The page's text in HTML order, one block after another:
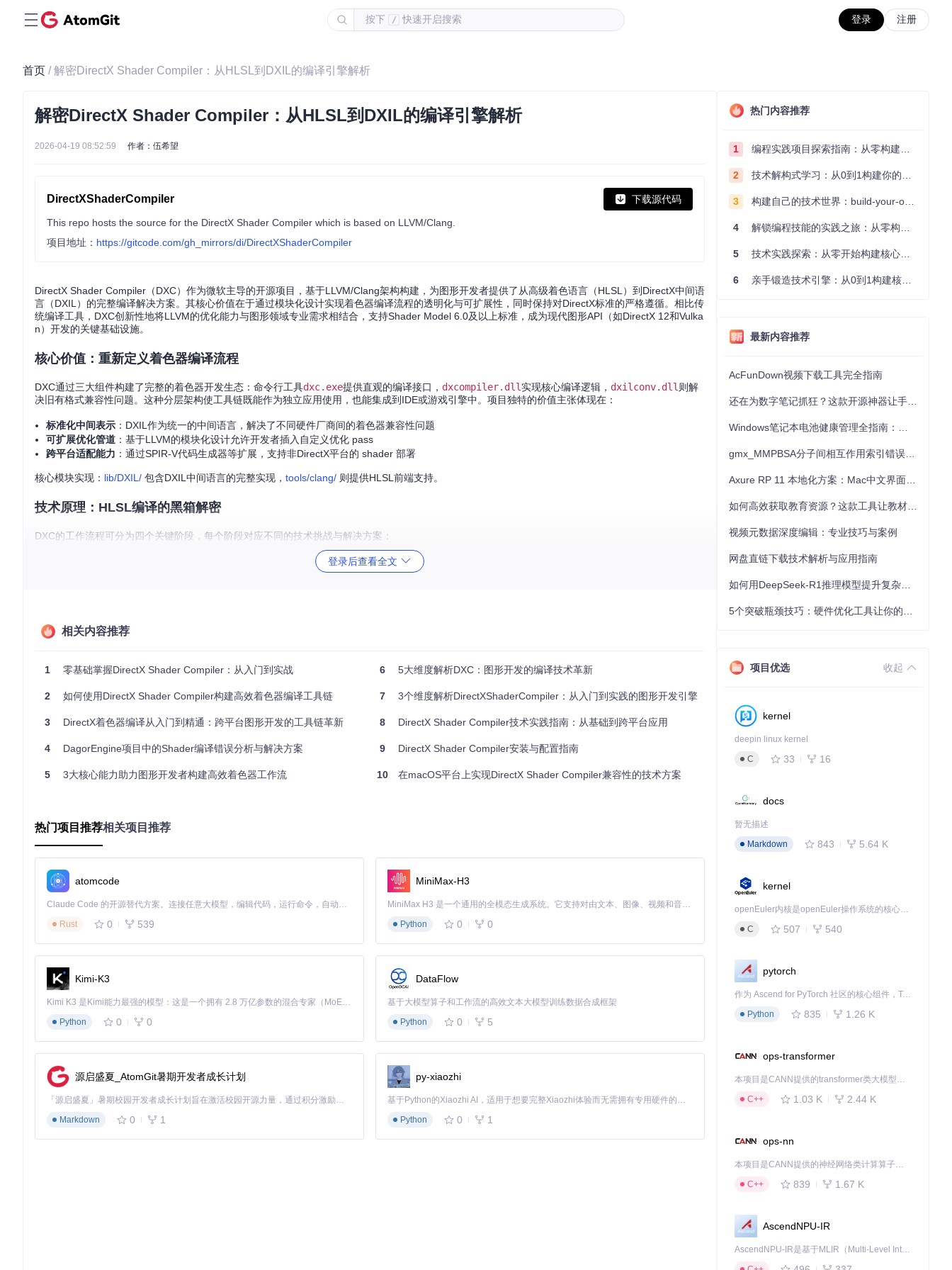
按下 / 快速开启搜索 登录 注册
首页 / 解密DirectX Shader Compiler：从HLSL到DXIL的编译引擎解析
解密DirectX Shader Compiler：从HLSL到DXIL的编译引擎解析
2026-04-19 08:52:59 作者：伍希望
DirectXShaderCompiler 下载源代码
This repo hosts the source for the DirectX Shader Compiler which is based on LLVM/Clang.
项目地址： https://gitcode.com/gh_mirrors/di/DirectXShaderCompiler
DirectX Shader Compiler（DXC）作为微软主导的开源项目，基于LLVM/Clang架构构建，为图形开发者提供了从高级着色语言（HLSL）到DirectX中间语
言（DXIL）的完整编译解决方案。其核心价值在于通过模块化设计实现着色器编译流程的透明化与可扩展性，同时保持对DirectX标准的严格遵循。相比传
统编译工具，DXC创新性地将LLVM的优化能力与图形领域专业需求相结合，支持Shader Model 6.0及以上标准，成为现代图形API（如DirectX 12和Vulka
n）开发的关键基础设施。
核心价值：重新定义着色器编译流程
DXC通过三大组件构建了完整的着色器开发生态：命令行工具dxc.exe提供直观的编译接口， dxcompiler.dll 实现核心编译逻辑， dxilconv.dll 则解
决旧有格式兼容性问题。这种分层架构使工具链既能作为独立应用使用，也能集成到IDE或游戏引擎中。项目独特的价值主张体现在：
标准化中间表示 ：DXIL作为统一的中间语言，解决了不同硬件厂商间的着色器兼容性问题
可扩展优化管道 ：基于LLVM的模块化设计允许开发者插入自定义优化 pass
跨平台适配能力 ：通过SPIR-V代码生成器等扩展，支持非DirectX平台的 shader 部署
核心模块实现： lib/DXIL/ 包含DXIL中间语言的完整实现， tools/clang/ 则提供HLSL前端支持。
技术原理：HLSL编译的黑箱解密
DXC的工作流程可分为四个关键阶段，每个阶段对应不同的技术挑战与解决方案：
AST经过语义验证后转换为LLVM IR，这一步骤中DXC添加了大量图形专用元数据，如资源绑定信息、着色器阶段标识等。核心转换逻辑在 lib/HLSL/HLS
3. 优化管道
基于LLVM的优化框架，DXC实现了图形领域特定的优化，包括：
常量折叠与传播（lib/Analysis/DxilConstantFolding.cpp）
资源访问优化
最终组装成可直接施工的模块化组件（DXIL）。
实践指南：从零构建着色器编译流程
以下通过场景化任务，展示如何利用DXC构建完整的着色器开发流水线：
基础编译任务
# 克隆项目仓库
# 配置构建系统
cmake -S . -B build -DCMAKE_BUILD_TYPE=Release
# 执行构建
cmake --build build --config Release
# 编译基础顶点着色器
高级应用：集成调试信息
为着色器添加调试信息以便图形调试工具捕获：
登录后查看全文
相关内容推荐
1 零基础掌握DirectX Shader Compiler：从入门到实战
2 如何使用DirectX Shader Compiler构建高效着色器编译工具链
3 DirectX着色器编译从入门到精通：跨平台图形开发的工具链革新
4 DagorEngine项目中的Shader编译错误分析与解决方案
5 3大核心能力助力图形开发者构建高效着色器工作流
6 5大维度解析DXC：图形开发的编译技术革新
7 3个维度解析DirectXShaderCompiler：从入门到实践的图形开发引擎
8 DirectX Shader Compiler技术实践指南：从基础到跨平台应用
9 DirectX Shader Compiler安装与配置指南
10 在macOS平台上实现DirectX Shader Compiler兼容性的技术方案
热门项目推荐相关项目推荐
atomcode
Claude Code 的开源替代方案。连接任意大模型，编辑代码，运行命令，自动验证 — 全自动执行。用 Rust 构建，极致性能。 ｜ An open-source alternative to Claude Code. Connect any LLM, edit code, run commands, and verify changes — autonomously. Built in Rust for speed. Get Started
Rust
0 539
MiniMax-H3
MiniMax H3 是一个通用的全模态生成系统。它支持对由文本、图像、视频和音频组成的多模态上下文进行统一理解，并能生成分辨率高达 2K、时长可达 15 秒的带原生立体声音频的视频。得益于面向任务泛化的系统设计，H3 在预训练阶段就已具备广泛的多模态上下文理解与生成能力，能够出色地执行复杂的多模态指令。
Python
0 0
Kimi-K3
Kimi K3 是Kimi能力最强的模型：这是一个拥有 2.8 万亿参数的混合专家（MoE）模型，具备原生视觉理解能力，并支持 100 万 token 的上下文窗口。
Python
0 0
DataFlow
基于大模型算子和工作流的高效文本大模型训练数据合成框架
Python
0 5
源启盛夏_AtomGit暑期开发者成长计划
「源启盛夏」暑期校园开发者成长计划旨在激活校园开源力量，通过积分激励、认证扶持、资源倾斜等形式，引导高校组织和开发者完成「入驻 — 建项目 — 做贡献 — 获认证 — 得资源」的完整闭环。无论你是想带领社团入驻平台的组织者，还是希望用代码贡献证明自己的开发者，都能在这里找到属于你的成长路径。
Markdown
0 1
py-xiaozhi
基于Python的Xiaozhi AI，适用于想要完整Xiaozhi体验而无需拥有专用硬件的用户。
Python
0 1
热门内容推荐
1 编程实践项目探索指南：从零构建技术能力体系
2 技术解构式学习：从0到1构建你的编程知识体系
3 构建自己的技术世界：build-your-own-x项目的实践探索指南
4 解锁编程技能的实践之旅：从零构建你的技术世界
5 技术实践探索：从零开始构建核心系统的实践指南
6 亲手锻造技术引擎：从0到1构建核心系统的实践指南
最新内容推荐
AcFunDown视频下载工具完全指南
视频元数据深度编辑：专业技巧与案例
网盘直链下载技术解析与应用指南
项目优选 收起
kernel
deepin linux kernel
C
33 16
docs
暂无描述
Markdown
843 5.64 K
kernel
openEuler内核是openEuler操作系统的核心，既是系统性能与稳定性的基石，也是连接处理器、设备与服务的桥梁。
C
507 540
pytorch
作为 Ascend for PyTorch 社区的核心组件，TorchNPU 是昇腾专为 PyTorch 打造的深度学习适配插件，使 PyTorch 框架能够直接调用昇腾 NPU，为开发者提供昇腾 AI 处理器的超强算力。
Python
835 1.26 K
ops-transformer
本项目是CANN提供的transformer类大模型算子库，实现网络在NPU上加速计算。
C++
1.03 K 2.44 K
ops-nn
本项目是CANN提供的神经网络类计算算子库，实现网络在NPU上加速计算。
C++
839 1.67 K
AscendNPU-IR
AscendNPU-IR是基于MLIR（Multi-Level Intermediate Representation）构建的，面向昇腾亲和算子编译时使用的中间表示，提供昇腾完备表达能力，通过编译优化提升昇腾AI处理器计算效率，支持通过生态框架使能昇腾AI处理器与深度调优